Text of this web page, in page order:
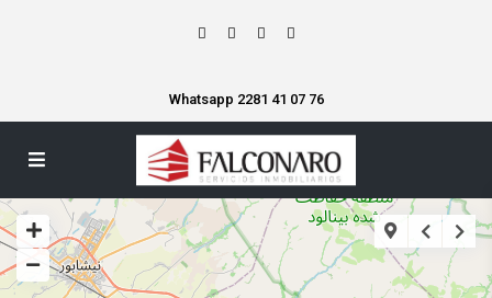
Whatsapp 2281 41 07 76